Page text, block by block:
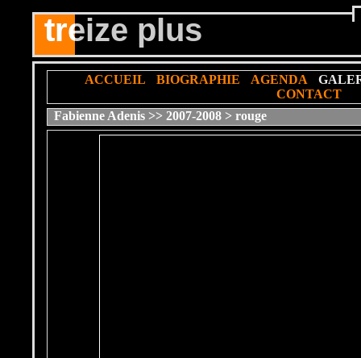
treize plus
tre
ACCUEIL BIOGRAPHIE AGENDA
CONTACT
Fabienne Adenis >> 2007-2008 > rouge